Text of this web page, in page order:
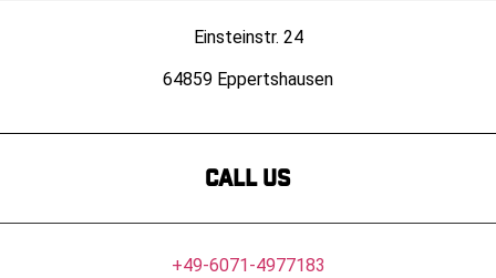
Einsteinstr. 24
64859 Eppertshausen
Call us
+49-6071-4977183